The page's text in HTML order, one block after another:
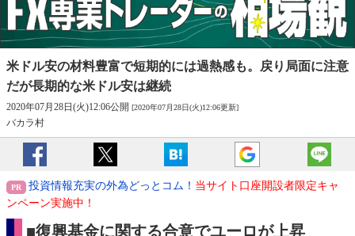
米ドル安の材料豊富で短期的には過熱感も。 戻り局面に注意
だが長期的な米ドル安は継続
2020年07月28日(火)12:06公開 [2020年07月28日(火)12:06更新]
バカラ村
投資情報充実の外為どっとコム！ 当サイト口座開設者限定キャ
ンペーン実施中！
■復興基金に関する合意でユーロが上昇